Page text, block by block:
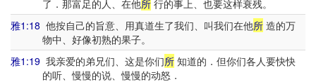
了．那富足的人、在他所行的事上、也要这样衰残。
雅1:18 他按自己的旨意、用真道生了我们、叫我们在他所 造的万
物中、好像初熟的果子。
雅1:19 我亲爱的弟兄们、这是你们所 知道的．但你们各人要快快
的听、慢慢的说、慢慢的动怒．